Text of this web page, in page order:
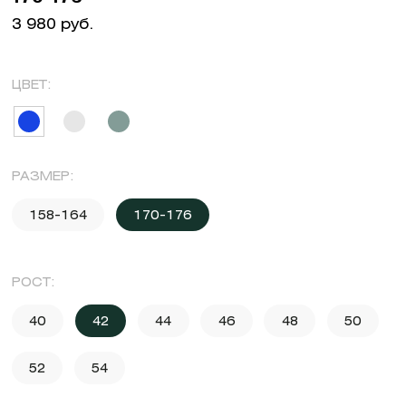
3 980 руб.
ЦВЕТ:
РАЗМЕР:
158-164 170-176
РОСТ:
40 42 44 46 48 50
52 54